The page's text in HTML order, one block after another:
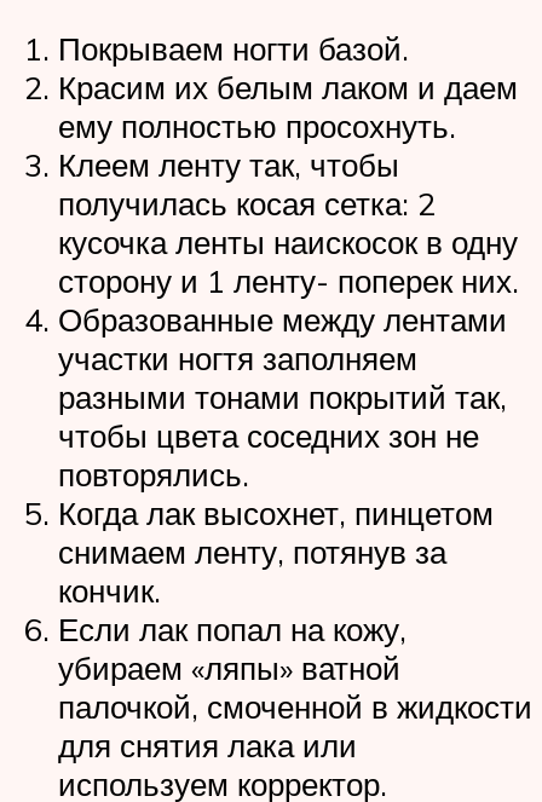
Покрываем ногти базой.
Красим их белым лаком и даем
ему полностью просохнуть.
Клеем ленту так, чтобы
получилась косая сетка: 2
кусочка ленты наискосок в одну
сторону и 1 ленту- поперек них.
Образованные между лентами
участки ногтя заполняем
разными тонами покрытий так,
чтобы цвета соседних зон не
повторялись.
Когда лак высохнет, пинцетом
снимаем ленту, потянув за
кончик.
Если лак попал на кожу,
убираем «ляпы» ватной
палочкой, смоченной в жидкости
для снятия лака или
используем корректор.